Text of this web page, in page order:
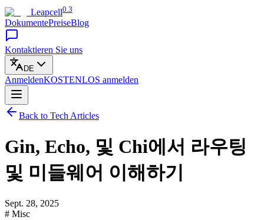
Leapcell0.3
DokumentePreiseBlog
Kontaktieren Sie uns
DE
AnmeldenKOSTENLOS anmelden
Back to Tech Articles
Gin, Echo, 및 Chi에서 라우팅
및 미들웨어 이해하기
Sept. 28, 2025
# Misc